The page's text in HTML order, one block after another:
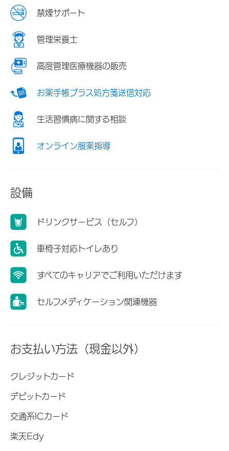
禁煙サポート
管理栄養士
高度管理医療機器の販売
お薬手帳プラス処方箋送信対応
生活習慣病に関する相談
オンライン服薬指導
設備
ドリンクサービス（セルフ）
車椅子対応トイレあり
すべてのキャリアでご利用いただけます
セルフメディケーション関連機器
お支払い方法（現金以外）
クレジットカード
デビットカード
交通系ICカード
楽天Edy